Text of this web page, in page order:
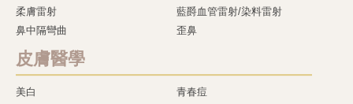
柔膚雷射
藍爵血管雷射/染料雷射
鼻中隔彎曲
歪鼻
皮膚醫學
美白
青春痘